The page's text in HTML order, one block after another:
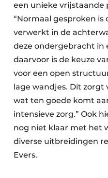
een unieke vrijstaande
“Normaal gesproken
verwerkt in de
deze ondergebracht in
daarvoor is de keuze
voor een open
lage wandjes. Dit zorgt
wat ten goede komt
intensieve zorg.” Ook
nog niet klaar met het
diverse uitbreidingen
Evers.